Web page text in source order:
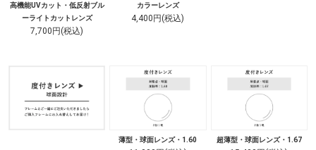
高機能UVカット・低反射ブル
ーライトカットレンズ
7,700円(税込)
カラーレンズ
4,400円(税込)
薄型・球面レンズ・1.60 超薄型・球面レンズ・1.67